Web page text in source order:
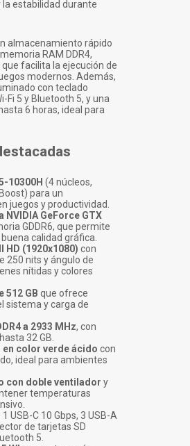
estabilidad durante
almacenamiento rápido
RAM DDR4,
facilita la ejecución de
modernos. Además,
con teclado
Fi 5 y Bluetooth 5, y una
6 horas, ideal para
10300H (4 núcleos,
para un
juegos y productividad.
GeForce GTX
GDDR6, que permite
calidad gráfica.
HD (1920x1080) con
250 nits y ángulo de
nítidas y colores
512 GB que ofrece
sistema y carga de
a 2933 MHz, con
32 GB.
color verde ácido con
ideal para ambientes
con doble ventilador y
temperaturas
1 USB-C 10 Gbps, 3 USB-A
de tarjetas SD
5.